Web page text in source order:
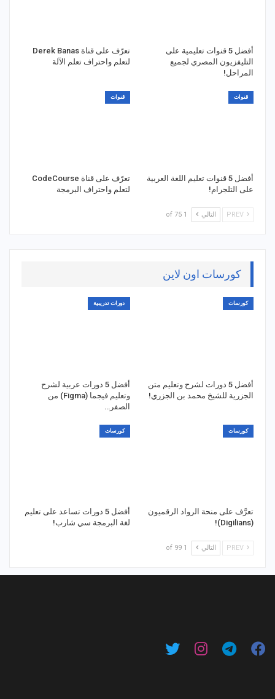
أفضل 5 قنوات تعليمية على
التليفزيون المصري لجميع
المراحل!
تعرّف على قناة Derek Banas
لتعلم واحتراف تعلم الآلة
قنوات
أفضل 5 قنوات تعليم اللغة العربية
على التلجرام!
قنوات
تعرّف على قناة CodeCourse
لتعلم واحتراف البرمجة
التالي 1 of 75
كورسات اون لاين
كورسات
أفضل 5 دورات لشرح وتعليم متن
الجزرية للشيخ محمد بن الجزري!
دورات تدريبية
أفضل 5 دورات عربية لشرح
وتعليم فيجما (Figma) من
الصفر…
كورسات
تعرَّف على منحة الرواد الرقميون
(Digilians)!
كورسات
أفضل 5 دورات تساعد على تعليم
لغة البرمجة سي شارب!
التالي 1 of 99